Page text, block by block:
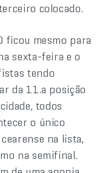
colocado.
ficou mesmo para
sexta-feira e o
tendo
da 11.a posição
todos
o único
na lista,
na semifinal.